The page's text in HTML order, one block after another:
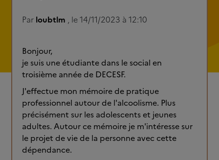
Par loubtlm , le 14/11/2023 à 12:10
Bonjour,
je suis une étudiante dans le social en
troisième année de DECESF.
J'effectue mon mémoire de pratique
professionnel autour de l'alcoolisme. Plus
précisément sur les adolescents et jeunes
adultes. Autour ce mémoire je m'intéresse sur
le projet de vie de la personne avec cette
dépendance.